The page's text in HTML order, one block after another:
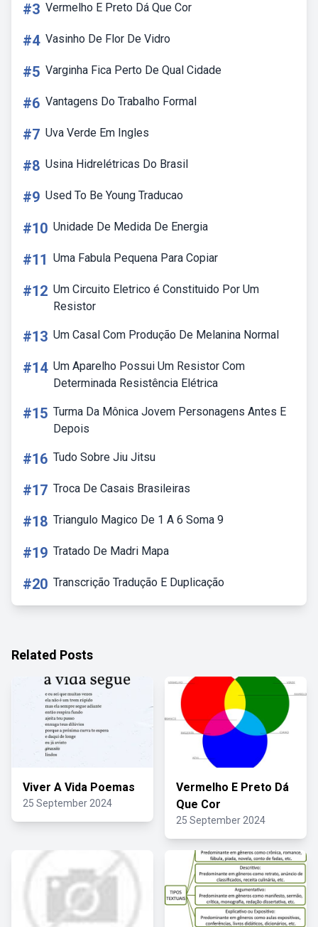
#3 Vermelho E Preto Dá Que Cor
#4 Vasinho De Flor De Vidro
#5 Varginha Fica Perto De Qual Cidade
#6 Vantagens Do Trabalho Formal
#7 Uva Verde Em Ingles
#8 Usina Hidrelétricas Do Brasil
#9 Used To Be Young Traducao
#10 Unidade De Medida De Energia
#11 Uma Fabula Pequena Para Copiar
#12 Um Circuito Eletrico é Constituido Por Um
Resistor
#13 Um Casal Com Produção De Melanina Normal
#14 Um Aparelho Possui Um Resistor Com
Determinada Resistência Elétrica
#15 Turma Da Mônica Jovem Personagens Antes E
Depois
#16 Tudo Sobre Jiu Jitsu
#17 Troca De Casais Brasileiras
#18 Triangulo Magico De 1 A 6 Soma 9
#19 Tratado De Madri Mapa
#20 Transcrição Tradução E Duplicação
Related Posts
Viver A Vida Poemas
25 September 2024
Vermelho E Preto Dá
Que Cor
25 September 2024